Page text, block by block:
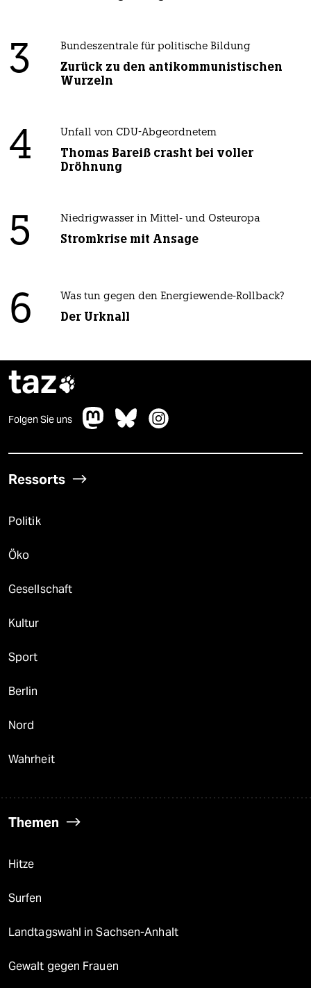
3 Bundeszentrale für politische Bildung
Zurück zu den antikommunistischen
Wurzeln
4 Unfall von CDU-Abgeordnetem
Thomas Bareiß crasht bei voller
Dröhnung
5 Niedrigwasser in Mittel- und Osteuropa
Stromkrise mit Ansage
6 Was tun gegen den Energiewende-Rollback?
Der Urknall
taz
Folgen Sie uns
Ressorts
Politik
Öko
Gesellschaft
Kultur
Sport
Berlin
Nord
Wahrheit
Themen
Hitze
Surfen
Landtagswahl in Sachsen-Anhalt
Gewalt gegen Frauen